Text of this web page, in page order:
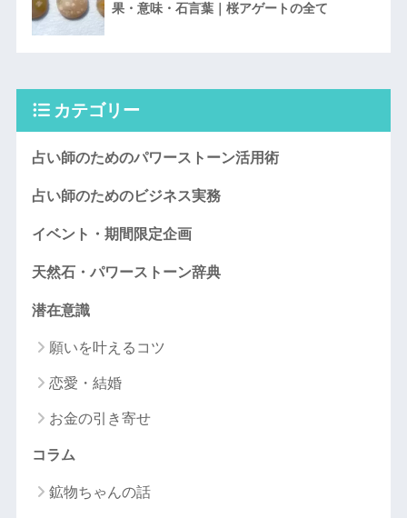
果・意味・石言葉｜桜アゲートの全て
カテゴリー
占い師のためのパワーストーン活用術
占い師のためのビジネス実務
イベント・期間限定企画
天然石・パワーストーン辞典
潜在意識
願いを叶えるコツ
恋愛・結婚
お金の引き寄せ
コラム
鉱物ちゃんの話